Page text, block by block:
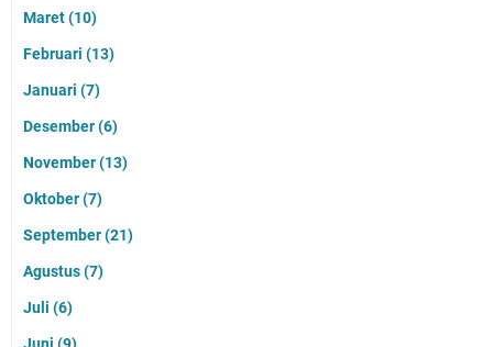
Maret(10)
Februari (13)
Januari (7)
Desember(6)
November(13)
Oktober(7)
September(21)
Agustus(7)
Juli (6)
Juni (9)